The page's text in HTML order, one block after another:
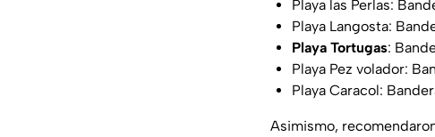
Playa las Perlas:
Playa Langosta:
Playa Tortugas:
Playa Pez volador:
Playa Caracol:
Asimismo,